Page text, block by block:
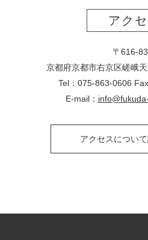
アク
〒616-
京都府京都市右京区嵯峨
Tel：075-863-0606
E-mail：
アクセスについ